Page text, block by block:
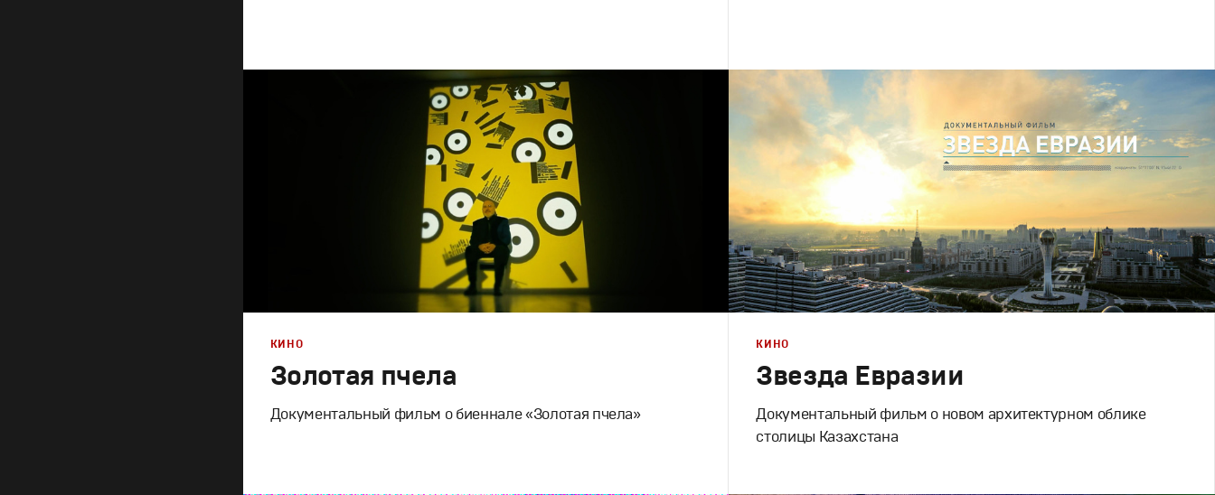
Документальное Документальное,Художественное
Золотая пчела
Документальный фильм о биеннале «Золотая пчела»
КИНО
Звезда Евразии
Документальный фильм о новом архитектурном облике
столицы Казахстана
КИНО